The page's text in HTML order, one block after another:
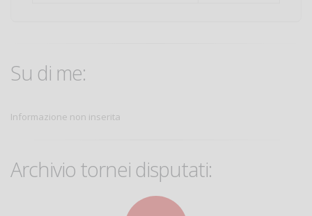
Su di me:
Informazione non inserita
Archivio tornei disputati: